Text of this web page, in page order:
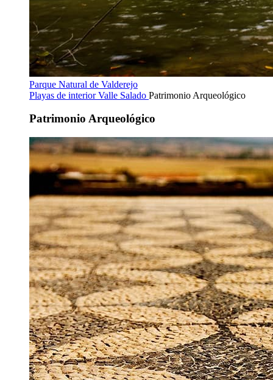
Parque Natural de Valderejo
Playas de interiorValle Salado Patrimonio Arqueológico
Patrimonio Arqueológico